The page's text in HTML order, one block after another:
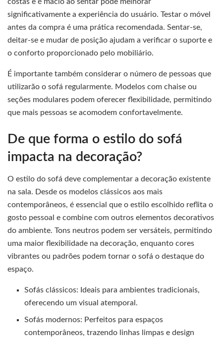
costas e é macio ao sentar pode melhorar
significativamente a experiência do usuário. Testar o móvel
antes da compra é uma prática recomendada. Sentar-se,
deitar-se e mudar de posição ajudam a verificar o suporte e
o conforto proporcionado pelo mobiliário.
É importante também considerar o número de pessoas que
utilizarão o sofá regularmente. Modelos com chaise ou
seções modulares podem oferecer flexibilidade, permitindo
que mais pessoas se acomodem confortavelmente.
De que forma o estilo do sofá
impacta na decoração?
O estilo do sofá deve complementar a decoração existente
na sala. Desde os modelos clássicos aos mais
contemporâneos, é essencial que o estilo escolhido reflita o
gosto pessoal e combine com outros elementos decorativos
do ambiente. Tons neutros podem ser versáteis, permitindo
uma maior flexibilidade na decoração, enquanto cores
vibrantes ou padrões podem tornar o sofá o destaque do
espaço.
Sofás clássicos: Ideais para ambientes tradicionais,
oferecendo um visual atemporal.
Sofás modernos: Perfeitos para espaços
contemporâneos, trazendo linhas limpas e design